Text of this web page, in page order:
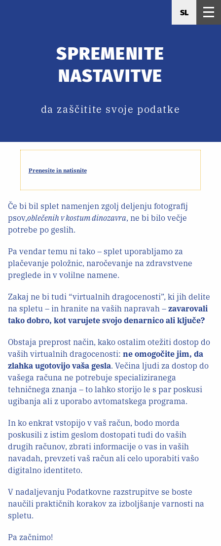
SL
SPREMENITE
NASTAVITVE
da zaščitite svoje podatke
Prenesite in natisnite
Če bi bil splet namenjen zgolj deljenju fotografij
psov,oblečenih v kostum dinozavra, ne bi bilo večje
potrebe po geslih.
Pa vendar temu ni tako – splet uporabljamo za
plačevanje položnic, naročevanje na zdravstvene
preglede in v volilne namene.
Zakaj ne bi tudi “virtualnih dragocenosti”, ki jih delite
na spletu – in hranite na vaših napravah – zavarovali
tako dobro, kot varujete svojo denarnico ali ključe?
Obstaja preprost način, kako ostalim otežiti dostop do
vaših virtualnih dragocenosti: ne omogočite jim, da
zlahka ugotovijo vaša gesla. Večina ljudi za dostop do
vašega računa ne potrebuje specializiranega
tehničnega znanja – to lahko storijo le s par poskusi
ugibanja ali z uporabo avtomatskega programa.
In ko enkrat vstopijo v vaš račun, bodo morda
poskusili z istim geslom dostopati tudi do vaših
drugih računov, zbrati informacije o vas in vaših
navadah, prevzeti vaš račun ali celo uporabiti vašo
digitalno identiteto.
V nadaljevanju Podatkovne razstrupitve se boste
naučili praktičnih korakov za izboljšanje varnosti na
spletu.
Pa začnimo!